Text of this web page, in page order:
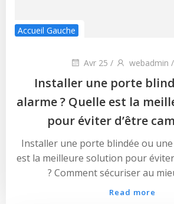
Accueil Gauche
Avr 25 / webadmin /
Installer une porte
alarme ? Quelle est la
pour éviter d’être
Installer une porte blindée ou une
est la meilleure solution pour
? Comment sécuriser au
Read more